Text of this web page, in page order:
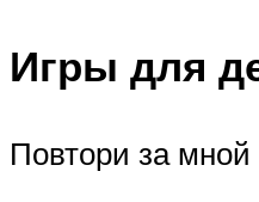
Игры для
Повтори за мной